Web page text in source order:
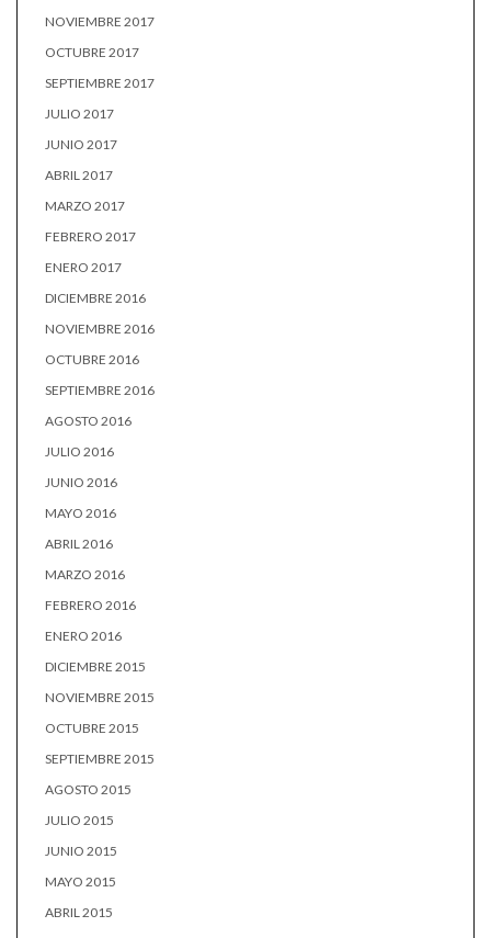
NOVIEMBRE 2017
OCTUBRE 2017
SEPTIEMBRE 2017
JULIO 2017
JUNIO 2017
ABRIL 2017
MARZO 2017
FEBRERO 2017
ENERO 2017
DICIEMBRE 2016
NOVIEMBRE 2016
OCTUBRE 2016
SEPTIEMBRE 2016
AGOSTO 2016
JULIO 2016
JUNIO 2016
MAYO 2016
ABRIL 2016
MARZO 2016
FEBRERO 2016
ENERO 2016
DICIEMBRE 2015
NOVIEMBRE 2015
OCTUBRE 2015
SEPTIEMBRE 2015
AGOSTO 2015
JULIO 2015
JUNIO 2015
MAYO 2015
ABRIL 2015